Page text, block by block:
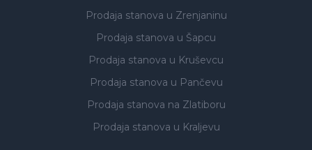
Prodaja stanova u Zrenjaninu
Prodaja stanova u Šapcu
Prodaja stanova u Kruševcu
Prodaja stanova u Pančevu
Prodaja stanova na Zlatiboru
Prodaja stanova u Kraljevu